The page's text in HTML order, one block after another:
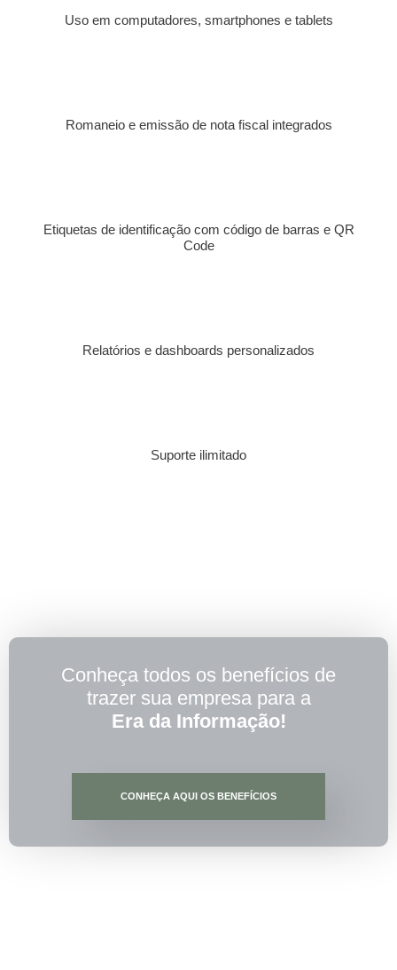
Uso em computadores, smartphones e tablets
Romaneio e emissão de nota fiscal integrados
Etiquetas de identificação com código de barras e QR
Code
Relatórios e dashboards personalizados
Suporte ilimitado
Conheça todos os benefícios de
trazer sua empresa para a
Era da Informação!
CONHEÇA AQUI OS BENEFÍCIOS